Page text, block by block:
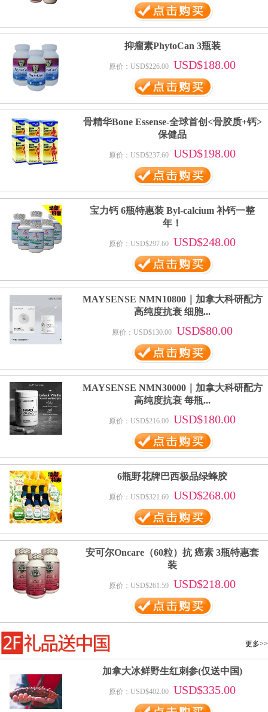
抑瘤素PhytoCan 3瓶装
原价：USD$226.00 USD$188.00
骨精华Bone Essense-全球首创<骨胶质+钙>
保健品
原价：USD$237.60 USD$198.00
宝力钙 6瓶特惠装 Byl-calcium 补钙一整
年！
原价：USD$297.60 USD$248.00
MAYSENSE NMN10800｜加拿大科研配方
高纯度抗衰 细胞...
原价：USD$130.00 USD$80.00
MAYSENSE NMN30000｜加拿大科研配方
高纯度抗衰 每瓶...
原价：USD$216.00 USD$180.00
6瓶野花牌巴西极品绿蜂胶
原价：USD$321.60 USD$268.00
安可尔Oncare（60粒）抗 癌素 3瓶特惠套
装
原价：USD$261.59 USD$218.00
更多>>
加拿大冰鲜野生红刺参(仅送中国)
原价：USD$402.00 USD$335.00